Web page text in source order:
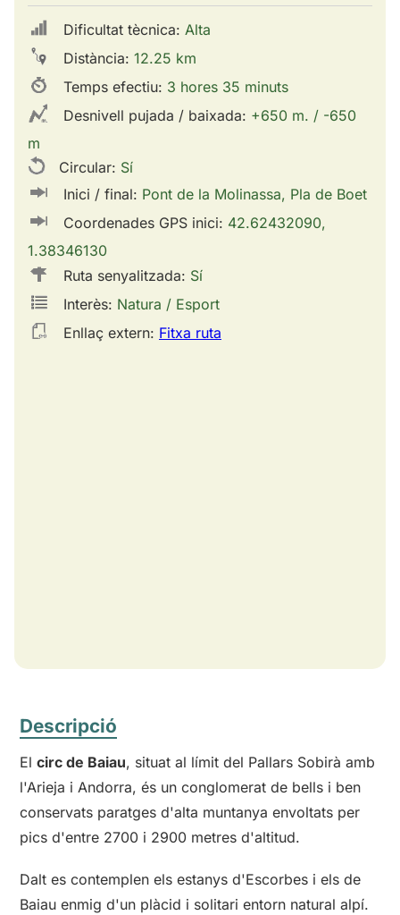
Dificultat tècnica: Alta
Distància: 12.25 km
Temps efectiu: 3 hores 35 minuts
Desnivell pujada / baixada: +650 m. / -650
m
Circular: Sí
Inici / final: Pont de la Molinassa, Pla de Boet
Coordenades GPS inici: 42.62432090,
1.38346130
Ruta senyalitzada: Sí
Interès: Natura / Esport
Enllaç extern: Fitxa ruta
Descripció
El circ de Baiau, situat al límit del Pallars Sobirà amb
l'Arieja i Andorra, és un conglomerat de bells i ben
conservats paratges d'alta muntanya envoltats per
pics d'entre 2700 i 2900 metres d'altitud.
Dalt es contemplen els estanys d'Escorbes i els de
Baiau enmig d'un plàcid i solitari entorn natural alpí.